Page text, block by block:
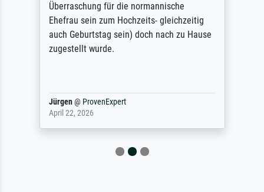
Überraschung für die normannische
Ehefrau sein zum Hochzeits- gleichzeitig
auch Geburtstag sein) doch nach zu Hause
zugestellt wurde.
Jürgen@ ProvenExpert
April 22, 2026